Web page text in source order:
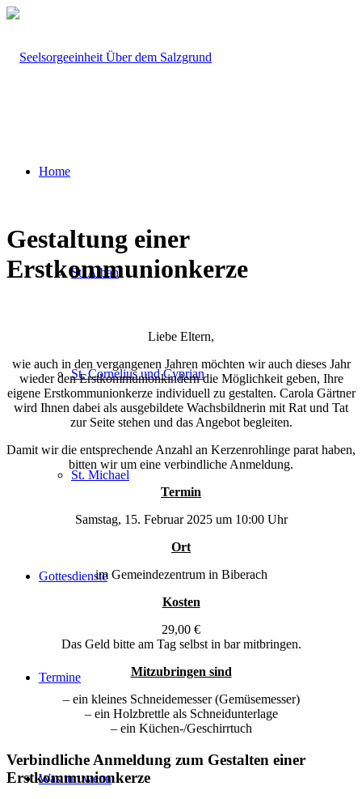
Home
St. Alban
St. Cornelius und Cyprian
St. Michael
Gottesdienste
Termine
Was tun wenn
Gestaltung einer
Erstkommunionkerze
Liebe Eltern,
wie auch in den vergangenen Jahren möchten wir auch dieses Jahr
wieder den Erstkommunionkindern die Möglichkeit geben, Ihre
eigene Erstkommunionkerze individuell zu gestalten. Carola Gärtner
wird Ihnen dabei als ausgebildete Wachsbildnerin mit Rat und Tat
zur Seite stehen und das Angebot begleiten.
Damit wir die entsprechende Anzahl an Kerzenrohlinge parat haben,
bitten wir um eine verbindliche Anmeldung.
Termin
Samstag, 15. Februar 2025 um 10:00 Uhr
Ort
im Gemeindezentrum in Biberach
Kosten
29,00 €
Das Geld bitte am Tag selbst in bar mitbringen.
Mitzubringen sind
– ein kleines Schneidemesser (Gemüsemesser)
– ein Holzbrettle als Schneidunterlage
– ein Küchen-/Geschirrtuch
Verbindliche Anmeldung zum Gestalten einer
Erstkommunionkerze